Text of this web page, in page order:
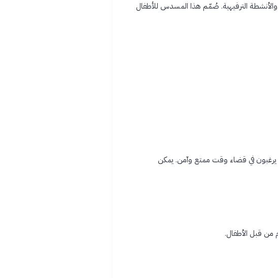
والأنشطة الترفيهية. صُمّم هذا المسدس للأطفال
يرغبون في قضاء وقت ممتع وآمن. يمكن
من قبل الأطفال.